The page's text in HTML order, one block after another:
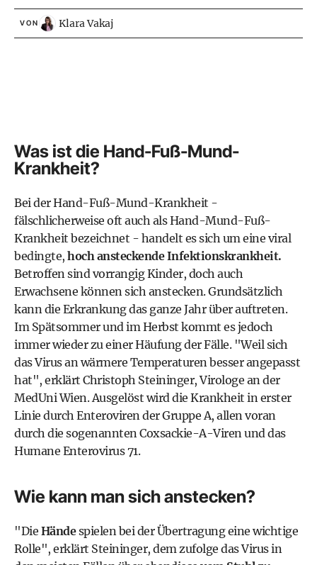
VON Klara Vakaj
Was ist die Hand-Fuß-Mund-
Krankheit?
Bei der Hand-Fuß-Mund-Krankheit -
fälschlicherweise oft auch als Hand-Mund-Fuß-
Krankheit bezeichnet - handelt es sich um eine viral
bedingte, hoch ansteckende Infektionskrankheit.
Betroffen sind vorrangig Kinder, doch auch
Erwachsene können sich anstecken. Grundsätzlich
kann die Erkrankung das ganze Jahr über auftreten.
Im Spätsommer und im Herbst kommt es jedoch
immer wieder zu einer Häufung der Fälle. "Weil sich
das Virus an wärmere Temperaturen besser angepasst
hat", erklärt Christoph Steininger, Virologe an der
MedUni Wien. Ausgelöst wird die Krankheit in erster
Linie durch Enteroviren der Gruppe A, allen voran
durch die sogenannten Coxsackie-A-Viren und das
Humane Enterovirus 71.
Wie kann man sich anstecken?
"Die Händespielen bei der Übertragung eine wichtige
Rolle", erklärt Steininger, dem zufolge das Virus in